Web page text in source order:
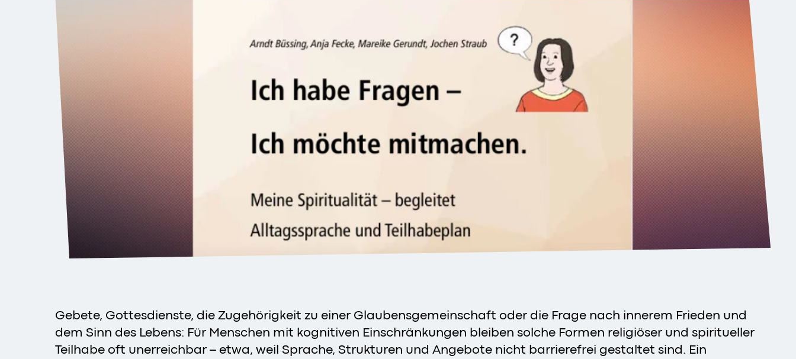
Gebete, Gottesdienste, die Zugehörigkeit zu einer Glaubensgemeinschaft oder die Frage nach innerem Frieden und
dem Sinn des Lebens: Für Menschen mit kognitiven Einschränkungen bleiben solche Formen religiöser und spiritueller
Teilhabe oft unerreichbar – etwa, weil Sprache, Strukturen und Angebote nicht barrierefrei gestaltet sind. Ein